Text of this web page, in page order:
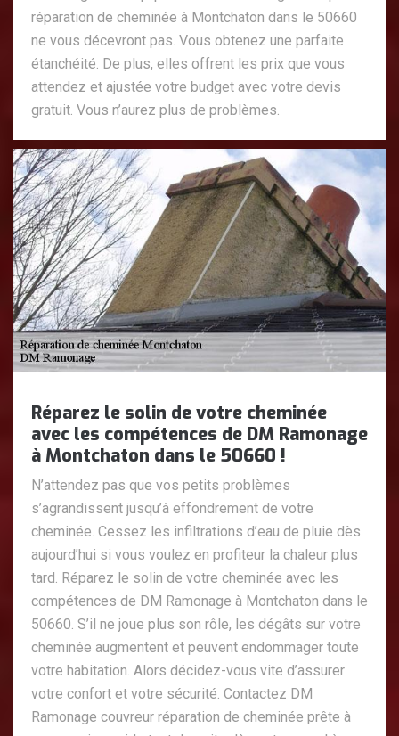
réparation de cheminée à Montchaton dans le 50660
ne vous décevront pas. Vous obtenez une parfaite
étanchéité. De plus, elles offrent les prix que vous
attendez et ajustée votre budget avec votre devis
gratuit. Vous n’aurez plus de problèmes.
Réparez le solin de votre cheminée
avec les compétences de DM Ramonage
à Montchaton dans le 50660 !
N’attendez pas que vos petits problèmes
s’agrandissent jusqu’à effondrement de votre
cheminée. Cessez les infiltrations d’eau de pluie dès
aujourd’hui si vous voulez en profiteur la chaleur plus
tard. Réparez le solin de votre cheminée avec les
compétences de DM Ramonage à Montchaton dans le
50660. S’il ne joue plus son rôle, les dégâts sur votre
cheminée augmentent et peuvent endommager toute
votre habitation. Alors décidez-vous vite d’assurer
votre confort et votre sécurité. Contactez DM
Ramonage couvreur réparation de cheminée prête à